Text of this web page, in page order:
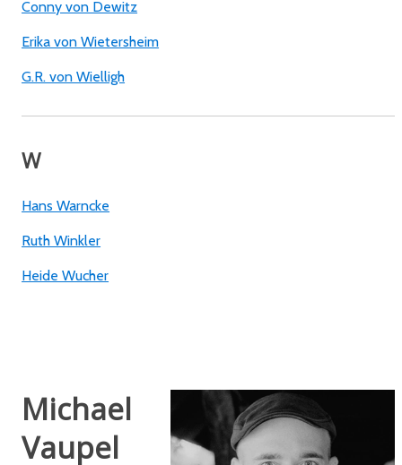
Conny von Dewitz
Erika von Wietersheim
G.R. von Wielligh
W
Hans Warncke
Ruth Winkler
Heide Wucher
Michael
Vaupel